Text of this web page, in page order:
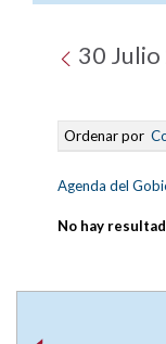
30
Ordenar por
Agenda del
No hay